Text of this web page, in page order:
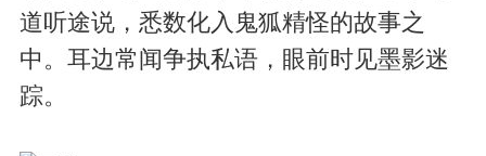
道听途说，悉数化入鬼狐精怪的故事之
中。耳边常闻争执私语，眼前时见墨影迷
踪。